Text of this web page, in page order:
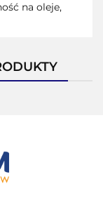
na oleje,